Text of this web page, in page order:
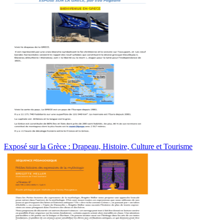
Exposé sur la Grèce : Drapeau, Histoire, Culture et Tourisme